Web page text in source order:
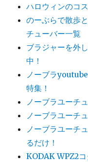
ハロウィンのコ
のーぶらで散歩
チューバー一覧
ブラジャーを外
中！
ノーブラ
特集！
ノーブラユーチ
ノーブラユーチ
ノーブラユーチ
るだけ！
KODAK WPZ2コ